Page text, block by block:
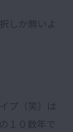
しか無いよ
プ（笑）は
１０数年で